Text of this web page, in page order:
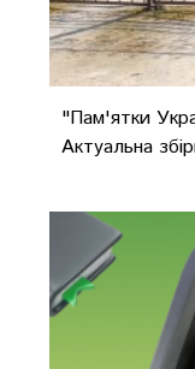
"Пам'ятки
Актуальна